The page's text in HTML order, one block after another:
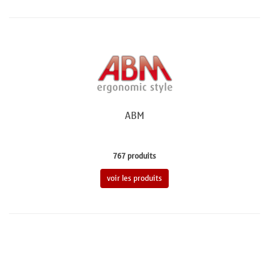
ABM
767 produits
voir les produits